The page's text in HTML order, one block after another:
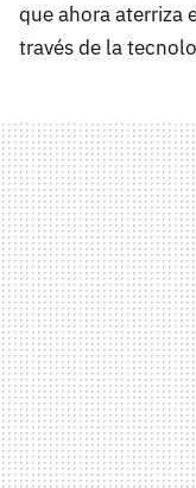
que ahora aterriza
través de la